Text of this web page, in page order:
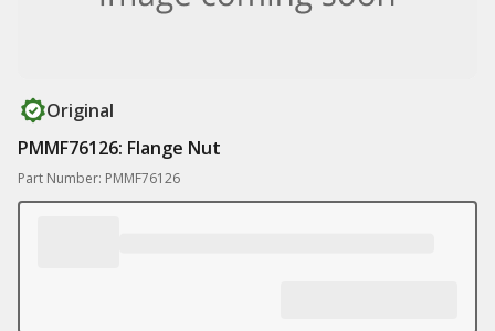
Original
PMMF76126: Flange Nut
Part Number: PMMF76126